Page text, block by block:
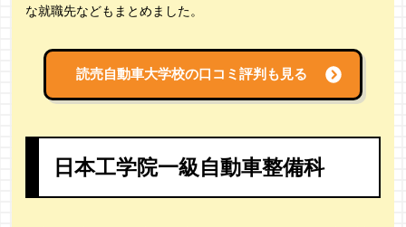
な就職先などもまとめました。
読売自動車大学校の口コミ評判も見る
日本工学院一級自動車整備科